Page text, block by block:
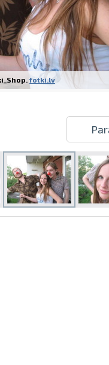
Rīgā – pasūtiet
un papīra veidi
fotki.lv